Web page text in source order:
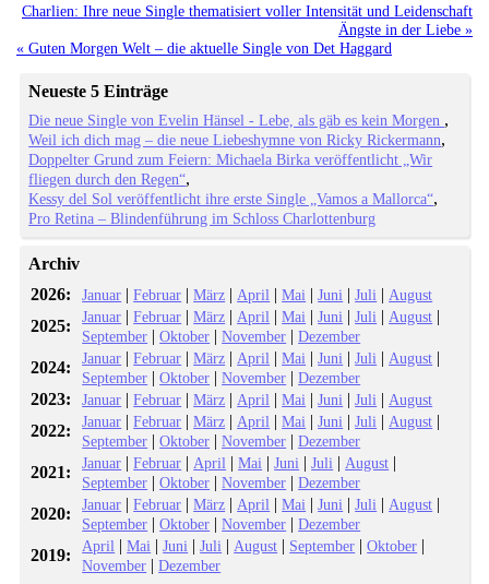
Charlien: Ihre neue Single thematisiert voller Intensität und Leidenschaft
Ängste in der Liebe »
« Guten Morgen Welt – die aktuelle Single von Det Haggard
Neueste 5 Einträge
Die neue Single von Evelin Hänsel - Lebe, als gäb es kein Morgen
Weil ich dich mag – die neue Liebeshymne von Ricky Rickermann
Doppelter Grund zum Feiern: Michaela Birka veröffentlicht „Wir
fliegen durch den Regen“
Kessy del Sol veröffentlicht ihre erste Single „Vamos a Mallorca“
Pro Retina – Blindenführung im Schloss Charlottenburg
Archiv
2026:
Januar |Februar |März | April |Mai |Juni |Juli | August
2025: Januar |Februar |März | April |Mai |Juni |Juli | August |
September |Oktober |November |Dezember
2024: Januar |Februar |März | April |Mai |Juni |Juli | August |
September |Oktober |November |Dezember
2023: Januar |Februar |März | April |Mai |Juni |Juli | August
2022: Januar |Februar |März | April |Mai |Juni |Juli | August |
September |Oktober |November |Dezember
2021: Januar |Februar | April |Mai |Juni |Juli | August |
September |Oktober |November |Dezember
2020: Januar |Februar |März | April |Mai |Juni |Juli | August |
September |Oktober |November |Dezember
2019: April |Mai |Juni |Juli | August | September |Oktober |
November |Dezember